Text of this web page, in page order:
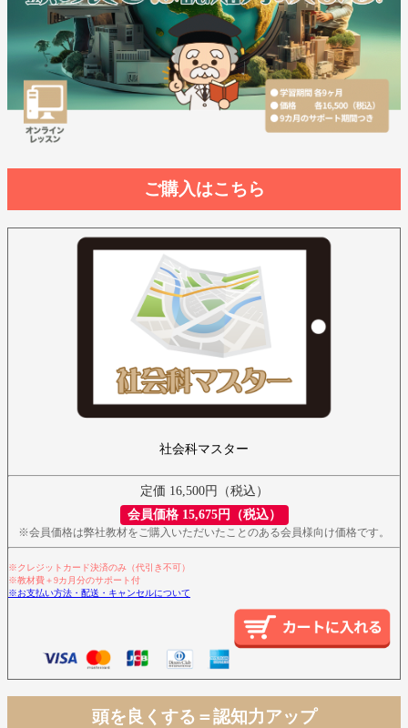
ご購入はこちら
社会科マスター
定価 16,500円（税込）
会員価格 15,675円（税込）
※会員価格は弊社教材をご購入いただいたことのある会員様向け価格です。
※クレジットカード決済のみ（代引き不可）
※教材費＋9カ月分のサポート付
※お支払い方法・配送・キャンセルについて
頭を良くする＝認知力アップ